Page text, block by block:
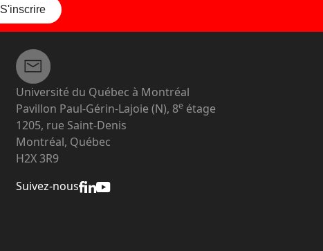
S'inscrire
Université du Québec à Montréal
Pavillon Paul-Gérin-Lajoie (N), 8e étage
1205, rue Saint-Denis
Montréal, Québec
H2X 3R9
Suivez-nous